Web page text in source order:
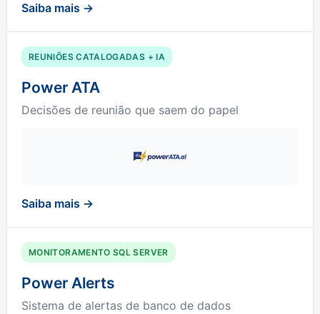
Saiba mais →
REUNIÕES CATALOGADAS + IA
Power ATA
Decisões de reunião que saem do papel
Saiba mais →
MONITORAMENTO SQL SERVER
Power Alerts
Sistema de alertas de banco de dados